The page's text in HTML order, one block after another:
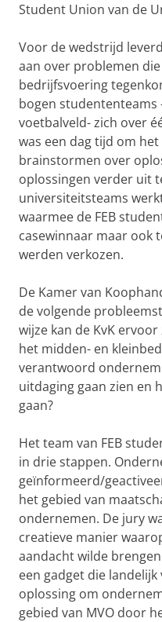
Student Union van de
Voor de wedstrijd
aan over problemen
bedrijfsvoering
bogen studententeams
voetbalveld- zich over
was een dag tijd om
brainstormen over
oplossingen verder uit
universiteitsteams
waarmee de FEB
casewinnaar maar ook
werden verkozen.
De Kamer van
de volgende
wijze kan de KvK
het midden- en
verantwoord
uitdaging gaan zien en
gaan?
Het team van FEB
in drie stappen.
geïnformeerd/
het gebied van
ondernemen. De jury
creatieve manier
aandacht wilde
een gadget die
oplossing om
gebied van MVO door